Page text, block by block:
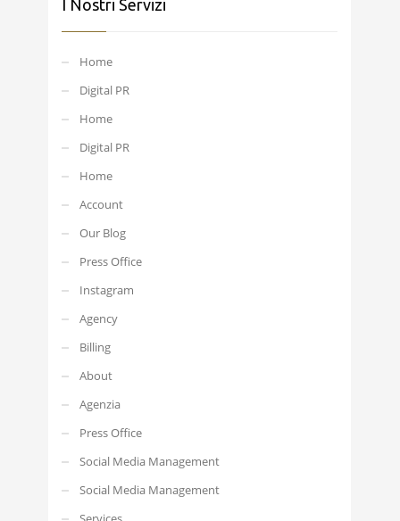
I Nostri Servizi
Home
Digital PR
Home
Digital PR
Home
Account
Our Blog
Press Office
Instagram
Agency
Billing
About
Agenzia
Press Office
Social Media Management
Social Media Management